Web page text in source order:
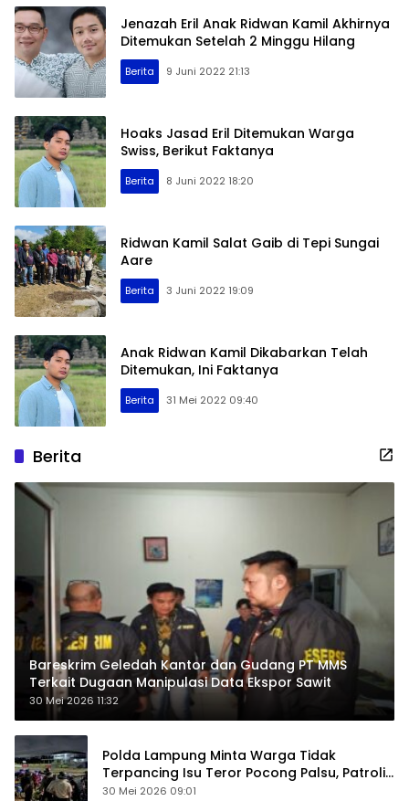
Jenazah Eril Anak Ridwan Kamil Akhirnya
Ditemukan Setelah 2 Minggu Hilang
Berita 9 Juni 2022 21:13
Hoaks Jasad Eril Ditemukan Warga
Swiss, Berikut Faktanya
Berita 8 Juni 2022 18:20
Ridwan Kamil Salat Gaib di Tepi Sungai
Aare
Berita 3 Juni 2022 19:09
Anak Ridwan Kamil Dikabarkan Telah
Ditemukan, Ini Faktanya
Berita 31 Mei 2022 09:40
Berita
Bareskrim Geledah Kantor dan Gudang PT MMS
Terkait Dugaan Manipulasi Data Ekspor Sawit
30 Mei 2026 11:32
Polda Lampung Minta Warga Tidak
Terpancing Isu Teror Pocong Palsu, Patroli
Keamanan Ditingkatkan
30 Mei 2026 09:01